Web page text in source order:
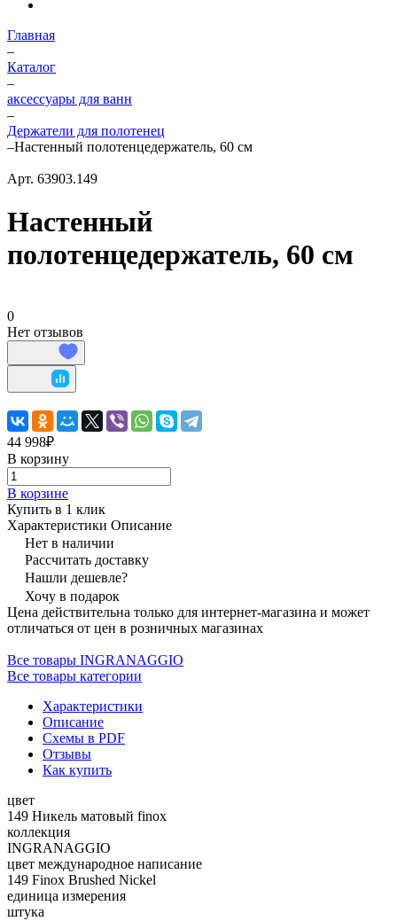
Главная
–
Каталог
–
аксессуары для ванн
–
Держатели для полотенец
–Настенный полотенцедержатель, 60 см
Арт. 63903.149
Настенный
полотенцедержатель, 60 см
0
Нет отзывов
44 998₽
В корзину
В корзине
Купить в 1 клик
Характеристики Описание
Нет в наличии
Рассчитать доставку
Нашли дешевле?
Хочу в подарок
Цена действительна только для интернет-магазина и может
отличаться от цен в розничных магазинах
Все товары INGRANAGGIO
Все товары категории
Характеристики
Описание
Схемы в PDF
Отзывы
Как купить
цвет
149 Никель матовый finox
коллекция
INGRANAGGIO
цвет международное написание
149 Finox Brushed Nickel
единица измерения
штука